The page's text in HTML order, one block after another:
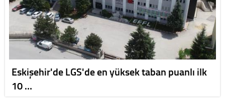
Eskişehir'de LGS'de en yüksek taban puanlı ilk
10 …